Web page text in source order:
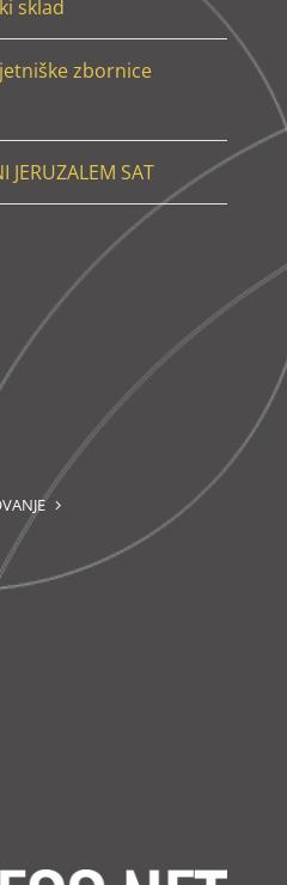
sklad
zbornice
SAT